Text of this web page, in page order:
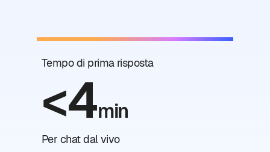
Tempo di prima risposta
<4min
Per chat dal vivo